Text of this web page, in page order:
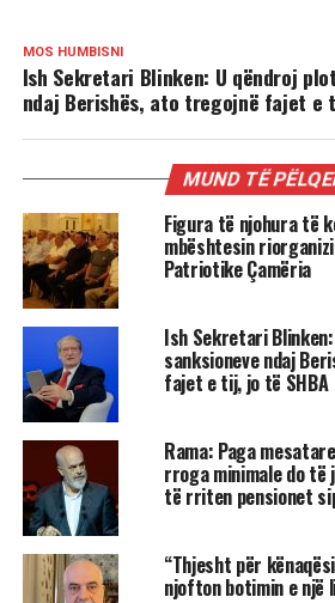
MOS HUMBISNI
Ish Sekretari Blinken: U qëndroj
ndaj Berishës, ato tregojnë fajet e
MUND TË
Figura të njohura të
mbështesin
Patriotike Çamëria
Ish Sekretari
sanksioneve ndaj
fajet e tij, jo të SHBA
Rama: Paga
rroga minimale do të
të rriten pensionet
“Thjesht për
njofton botimin e një